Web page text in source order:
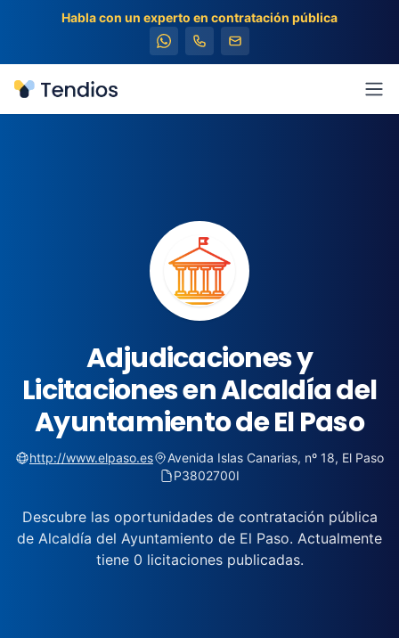
Habla con un experto en contratación pública
Tendios
Adjudicaciones y
Licitaciones en Alcaldía del
Ayuntamiento de El Paso
http://www.elpaso.es
Avenida Islas Canarias, nº 18, El Paso
P3802700I
Descubre las oportunidades de contratación pública
de Alcaldía del Ayuntamiento de El Paso. Actualmente
tiene 0 licitaciones publicadas.